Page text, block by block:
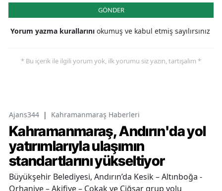
GÖNDER
Yorum yazma kurallarını okumuş ve kabul etmiş sayılırsınız
* Bu içerik ile ilgili yorum yok, ilk yorumu siz yazın, tartışalım *
Ajans344 | Kahramanmaraş Haberleri
Kahramanmaraş, Andırın'da yol
yatırımlarıyla ulaşımın
standartlarını yükseltiyor
Büyükşehir Belediyesi, Andırın’da Kesik – Altınboğa -
Orhaniye – Akifiye – Çokak ve Çiğşar grup yolu